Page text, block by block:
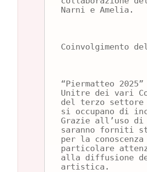
Narni e Amelia.
Coinvolgimento
“Piermatteo
Unitre dei vari
del terzo settore
si occupano di
Grazie all’uso di
saranno forniti
per la
particolare
alla diffusione
artistica.